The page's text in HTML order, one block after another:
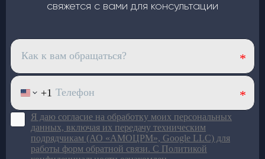
свяжется с вами для консультации